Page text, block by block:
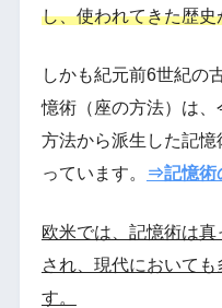
し、使われてきた歴史
しかも紀元前6世紀の
憶術（座の方法）は
方法から派生した記
っています。
⇒記憶術
欧米では、記憶術は
され、現代において
す。